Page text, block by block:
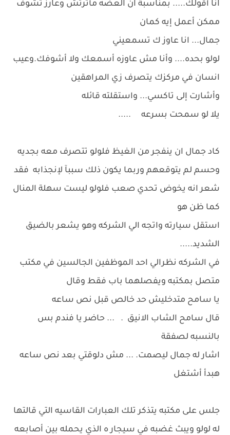
انا أقولك..... بمناسبة ان العضه مأثرتش وعارز تشوف
ممكن أعمل إيه كمان
جمال... انا عاوز ك تسمعيني
لولو بحده.... وأنا مش عاوزه أسمعك ولا أشوفك.وعيب
انسان في مركزك يتصرف زي المراهقين
وأشارت إلى تاكسي... واستقلته قائله
يلا لو سمحت بسرعه .....
كاد جمال ان ينفجر من الغيظ فلولو تتصرف معه بجديه
وحسم لم يتوقعهم وربما يكون ذلك سببآ لإنجذابه فقد
شعر انه يخوض تحدي صعب فلولو ليست سهلة المنال
كما ظن هو
استقل سيارته واتجه الي الشركه وهو يشعر بالضيق
الشديد.....
في الشركه نظرالي احد الموظفين الجالسين في مكتب
متصل بمكتبه ويفصلهما باب فقط وقال
يا سامح متدخليش حد خالص قبل نص ساعه
قال سامح الشاب الانيق . ... حاضر يا فندم بس
بالنسبه لصفقة
اشار له جمال ليصمت. ... مش دلوقتي بعد نص ساعه
هبدأ أشتغل
جلس على مكتبه يتذكر تلك العبارات القاسيه التي قالتها
له لولو ويبث غضبه في سيجار ه الذي يحمله بين أصابعه